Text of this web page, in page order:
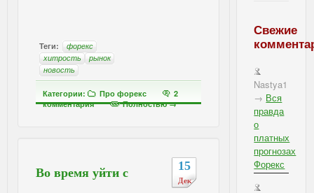
Теги:
форекс
хитрость
рынок
новость
Категории: Про форекс
2
комментария
Полностью →
15
Дек
Во время уйти с
Свежие
Nastya1
→ Вся
правда
о
платных
прогнозах
Форекс